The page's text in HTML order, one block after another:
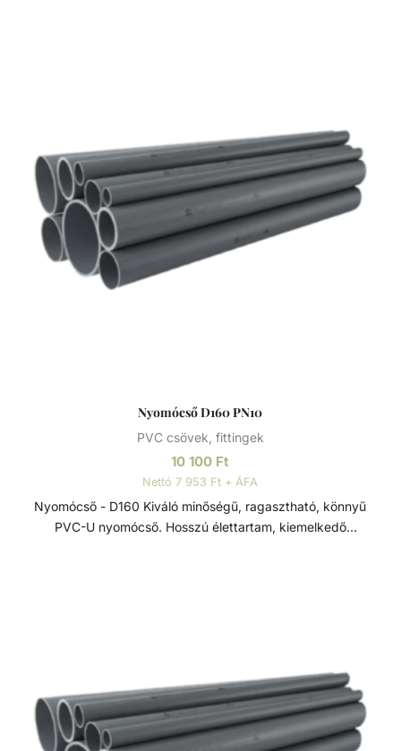
köszönhetően technológiai (savas vagy lúgos közegek) és
vízgépészeti (uszoda technika) csőhálózatok kedvelt
megoldása.
Nyomócső D160 PN10
PVC csövek, fittingek
10 100 Ft
Nettó 7 953 Ft + ÁFA
Nyomócső - D160 Kiváló minőségű, ragasztható, könnyű
PVC-U nyomócső. Hosszú élettartam, kiemelkedő
köszönhetően technológiai (savas vagy lúgos közegek) és
vízgépészeti (uszoda technika) csőhálózatok kedvelt
megoldása.